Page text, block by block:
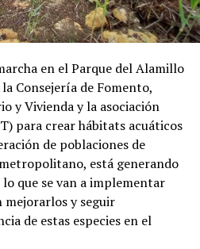
en el Parque del Alamillo
Consejería de Fomento,
y Vivienda y la asociación
para crear hábitats acuáticos
de poblaciones de
está generando
que se van a implementar
mejorarlos y seguir
de estas especies en el